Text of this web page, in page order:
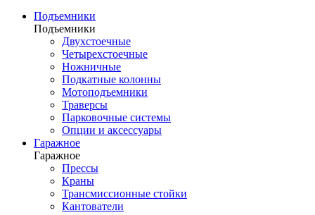
Подъемники
Подъемники
Двухстоечные
Четырехстоечные
Ножничные
Подкатные колонны
Мотоподъемники
Траверсы
Парковочные системы
Опции и аксессуары
Гаражное
Гаражное
Прессы
Краны
Трансмиссионные стойки
Кантователи